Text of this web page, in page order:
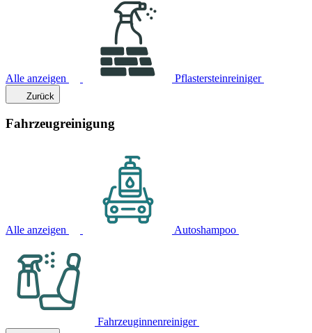
Alle anzeigen Pflastersteinreiniger
Zurück
Fahrzeugreinigung
Alle anzeigen Autoshampoo
Fahrzeuginnenreiniger